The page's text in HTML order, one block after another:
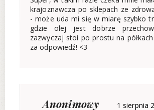
krajoznawcza po sklepach ze
- może uda mi się w miarę szybko
gdzie olej jest dobrze
zazwyczaj stoi po prostu na
za odpowiedź! <3
Anonimowy 1 sierpnia